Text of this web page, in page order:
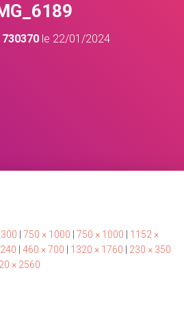
730370le 22/01/2024
750 × 1000 750 × 1000
1152 ×
460 × 700 1320 × 1760
230 × 350
× 2560